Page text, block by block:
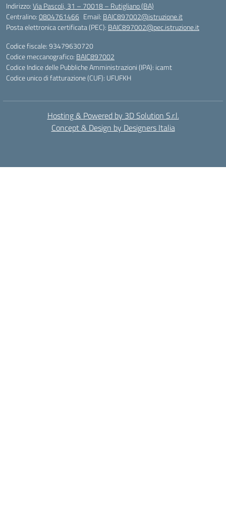
Indirizzo:Via Pascoli, 31 – 70018 – Rutigliano (BA)
Centralino:0804761466 Email: BAIC897002@istruzione.it
Posta elettronica certificata (PEC): BAIC897002@pec.istruzione.it
Codice fiscale: 93479630720
Codice meccanografico: BAIC897002
Codice Indice delle Pubbliche Amministrazioni (IPA): icamt
Codice unico di fatturazione (CUF): UFUFKH
Hosting & Powered by 3D Solution S.r.l.
Concept & Design by Designers Italia